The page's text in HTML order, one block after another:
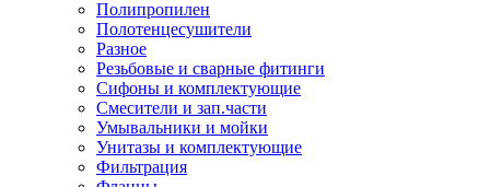
Полипропилен
Полотенцесушители
Разное
Резьбовые и сварные фитинги
Сифоны и комплектующие
Смесители и зап.части
Умывальники и мойки
Унитазы и комплектующие
Фильтрация